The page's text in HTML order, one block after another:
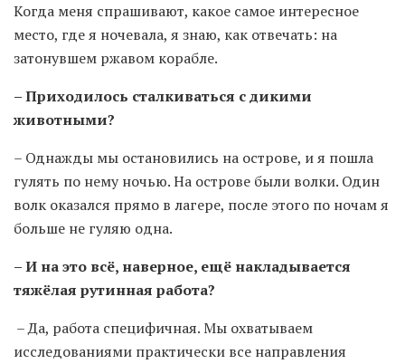
Когда меня спрашивают, какое самое интересное
место, где я ночевала, я знаю, как отвечать: на
затонувшем ржавом корабле.
– Приходилось сталкиваться с дикими
животными?
– Однажды мы остановились на острове, и я пошла
гулять по нему ночью. На острове были волки. Один
волк оказался прямо в лагере, после этого по ночам я
больше не гуляю одна.
– И на это всё, наверное, ещё накладывается
тяжёлая рутинная работа?
– Да, работа специфичная. Мы охватываем
исследованиями практически все направления